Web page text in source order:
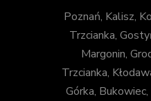
Poznań, Kalisz,
Trzcianka,
Margonin,
Trzcianka,
Górka,